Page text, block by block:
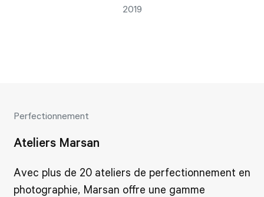
2019
Perfectionnement
Ateliers Marsan
Avec plus de 20 ateliers de perfectionnement en
photographie, Marsan offre une gamme